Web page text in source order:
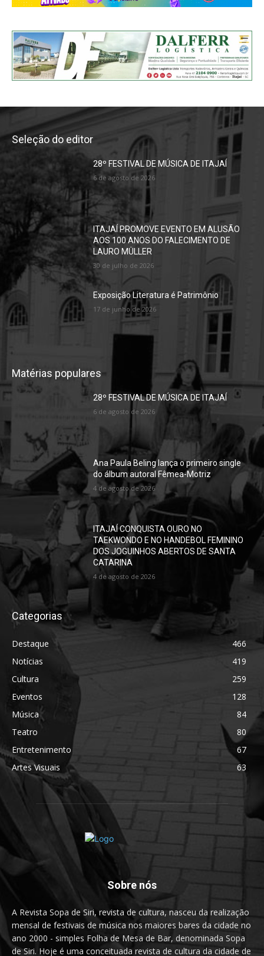
Seleção do editor
28º FESTIVAL DE MÚSICA DE ITAJAÍ
6 de agosto de 2026
ITAJAÍ PROMOVE EVENTO EM ALUSÃO
AOS 100 ANOS DO FALECIMENTO DE
LAURO MÜLLER
30 de julho de 2026
Exposição Literatura é Patrimônio
17 de junho de 2026
Matérias populares
28º FESTIVAL DE MÚSICA DE ITAJAÍ
6 de agosto de 2026
Ana Paula Beling lança o primeiro single
do álbum autoral Fêmea-Motriz
4 de agosto de 2026
ITAJAÍ CONQUISTA OURO NO
TAEKWONDO E NO HANDEBOL FEMININO
DOS JOGUINHOS ABERTOS DE SANTA
CATARINA
4 de agosto de 2026
Categorias
Destaque
466
Notícias
419
Cultura
259
Eventos
128
Música
84
Teatro
80
Entretenimento
67
Artes Visuais
63
Sobre nós
A Revista Sopa de Siri, revista de cultura, nasceu da realização
mensal de festivais de música nos maiores bares da cidade no
ano 2000 - simples Folha de Mesa de Bar, denominada Sopa
de Siri. Hoje é uma conceituada revista de cultura da cidade de